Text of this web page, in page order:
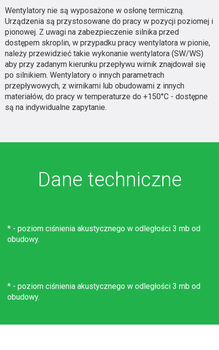
Wentylatory nie są wyposażone w osłonę termiczną.
Urządzenia są przystosowane do pracy w pozycji poziomej i
pionowej. Z uwagi na zabezpieczenie silnika przed
dostępem skroplin, w przypadku pracy wentylatora w pionie,
należy przewidzieć takie wykonanie wentylatora (SW/WS)
aby przy zadanym kierunku przepływu wirnik znajdował się
po silnikiem. Wentylatory o innych parametrach
przepływowych, z wirnikami lub obudowami z innych
materiałów, do pracy w temperaturze do +150°C - dostępne
są na indywidualne zapytanie.
Dane techniczne
* - poziom ciśnienia akustycznego w odległości 3 mb od
obudowy.
* - poziom ciśnienia akustycznego w odległości 3 mb od
obudowy.